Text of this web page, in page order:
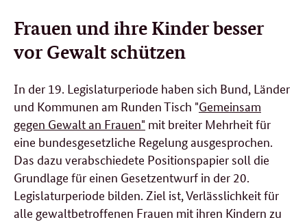
Frauen und ihre Kinder besser
vor Gewalt schützen
In der 19. Legislaturperiode haben sich Bund, Länder
und Kommunen am Runden Tisch "Gemeinsam
gegen Gewalt an Frauen" mit breiter Mehrheit für
eine bundesgesetzliche Regelung ausgesprochen.
Das dazu verabschiedete Positionspapier soll die
Grundlage für einen Gesetzentwurf in der 20.
Legislaturperiode bilden. Ziel ist, Verlässlichkeit für
alle gewaltbetroffenen Frauen mit ihren Kindern zu